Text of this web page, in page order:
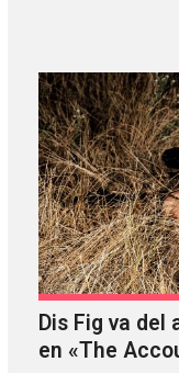
Dis Fig va del
en «The